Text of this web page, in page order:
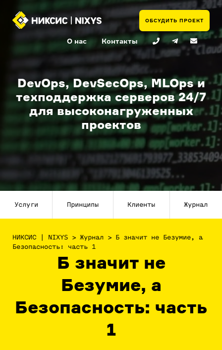
ОБСУДИТЬ ПРОЕКТ
О нас Контакты
DevOps, DevSecOps, MLOps и
техподдержка серверов 24/7
для высоконагруженных
проектов
Услуги Принципы Клиенты Журнал
НИКСИС | NIXYS > Журнал > Б значит не Безумие, а
Безопасность: часть 1
Б значит не
Безумие, а
Безопасность: часть
1